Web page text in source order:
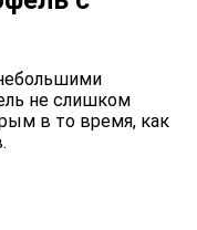
не слишком
в то время, как